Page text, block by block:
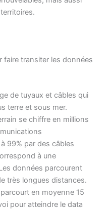
faire transiter les données
de tuyaux et câbles qui
terre et sous mer.
se chiffre en millions
99% par des câbles
à une
données parcourent
très longues distances.
en moyenne 15
pour atteindre le data